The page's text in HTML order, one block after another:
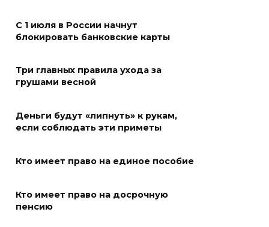
06 августа 2026 18:27
Андрей Фатеев: Театр Чехова
в Таганроге откроет 200-й
в сентябре 2027 года
06 августа 2026 18:27
Наблюдатели готовятся к
06 августа 2026 18:25
С 1 июля в России начнут
блокировать банковские карты
Три главных правила ухода за
грушами весной
Деньги будут «липнуть» к рукам,
если соблюдать эти приметы
Кто имеет право на единое пособие
Кто имеет право на досрочную
пенсию